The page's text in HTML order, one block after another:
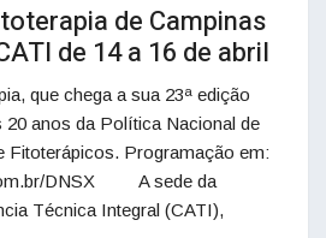
de Campinas
de 14 a 16 de abril
que chega a sua 23ª edição
20 anos da Política Nacional de
Fitoterápicos. Programação em:
DNSX A sede da
Técnica Integral (CATI),